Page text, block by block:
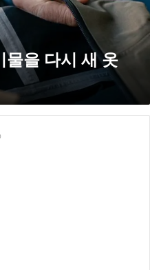
물을 다시 새 옷